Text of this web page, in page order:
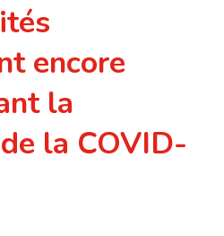
encore
la
la COVID-